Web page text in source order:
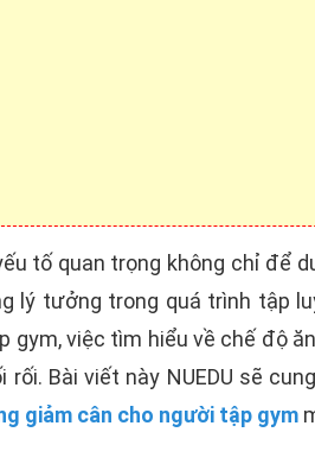
tố quan trọng không chỉ để
lý tưởng trong quá trình tập
việc tìm hiểu về chế độ
Bài viết này NUEDU sẽ
giảm cân cho người tập gym